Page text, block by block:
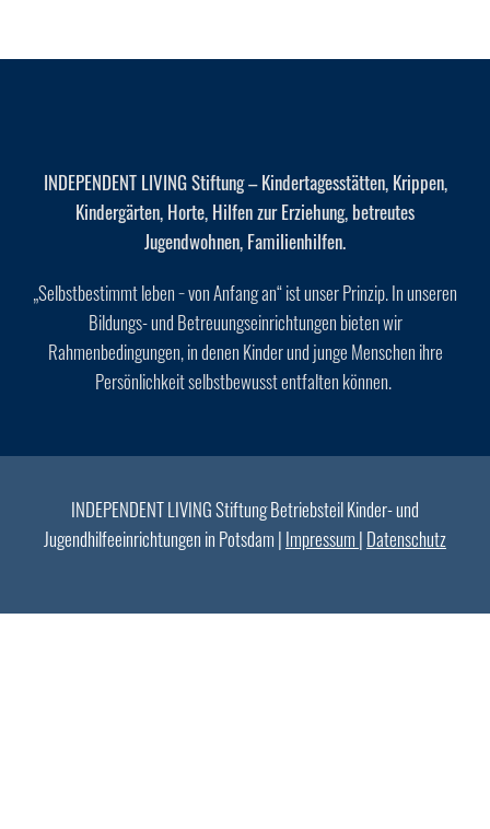
INDEPENDENT LIVING Stiftung – Kindertagesstätten, Krippen,
Kindergärten, Horte, Hilfen zur Erziehung, betreutes
Jugendwohnen, Familienhilfen.
„Selbstbestimmt leben − von Anfang an“ ist unser Prinzip. In unseren
Bildungs- und Betreuungseinrichtungen bieten wir
Rahmenbedingungen, in denen Kinder und junge Menschen ihre
Persönlichkeit selbstbewusst entfalten können.
INDEPENDENT LIVING Stiftung Betriebsteil Kinder- und
Jugendhilfeeinrichtungen in Potsdam | Impressum | Datenschutz